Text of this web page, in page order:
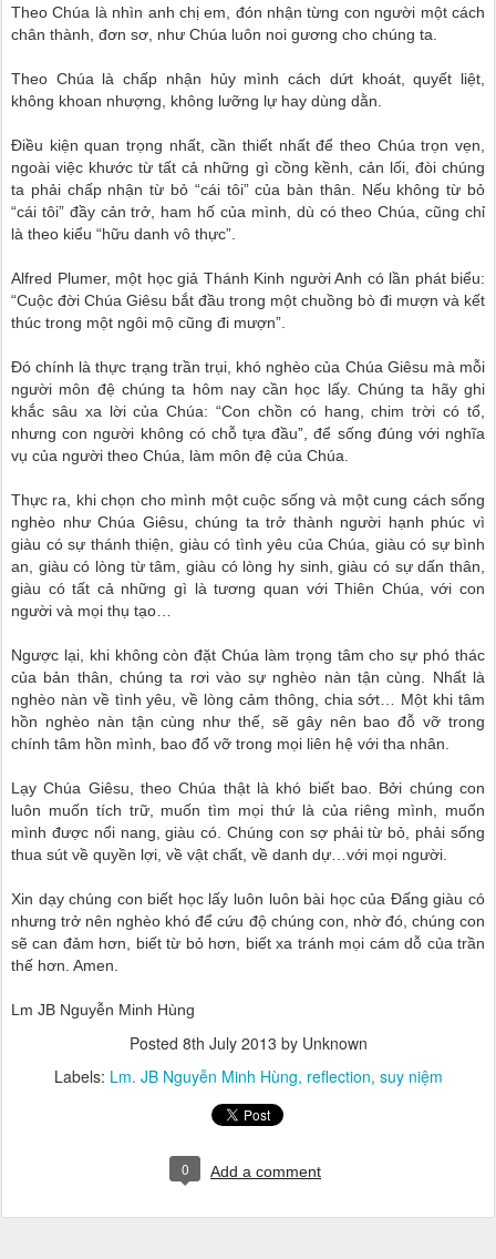
Theo Chúa là nhìn anh chị em, đón nhận từng con người một cách
chân thành, đơn sơ, như Chúa luôn noi gương cho chúng ta.
Theo Chúa là chấp nhận hủy mình cách dứt khoát, quyết liệt,
không khoan nhượng, không lưỡng lự hay dùng dằn.
Điều kiện quan trọng nhất, cần thiết nhất để theo Chúa trọn vẹn,
ngoài việc khước từ tất cả những gì cồng kềnh, cản lối, đòi chúng
ta phải chấp nhận từ bỏ “cái tôi” của bàn thân. Nếu không từ bỏ
“cái tôi” đầy cản trở, ham hố của mình, dù có theo Chúa, cũng chỉ
là theo kiểu “hữu danh vô thực”.
Alfred Plumer, một học giả Thánh Kinh người Anh có lần phát biểu:
“Cuộc đời Chúa Giêsu bắt đầu trong một chuồng bò đi mượn và kết
thúc trong một ngôi mộ cũng đi mượn”.
Đó chính là thực trạng trần trụi, khó nghèo của Chúa Giêsu mà mỗi
người môn đệ chúng ta hôm nay cần học lấy. Chúng ta hãy ghi
khắc sâu xa lời của Chúa: “Con chồn có hang, chim trời có tổ,
nhưng con người không có chỗ tựa đầu”, để sống đúng với nghĩa
vụ của người theo Chúa, làm môn đệ của Chúa.
Thực ra, khi chọn cho mình một cuộc sống và một cung cách sống
nghèo như Chúa Giêsu, chúng ta trở thành người hạnh phúc vì
giàu có sự thánh thiện, giàu có tình yêu của Chúa, giàu có sự bình
an, giàu có lòng từ tâm, giàu có lòng hy sinh, giàu có sự dấn thân,
giàu có tất cả những gì là tương quan với Thiên Chúa, với con
người và mọi thụ tạo…
Ngược lại, khi không còn đặt Chúa làm trọng tâm cho sự phó thác
của bản thân, chúng ta rơi vào sự nghèo nàn tận cùng. Nhất là
nghèo nàn về tình yêu, về lòng cảm thông, chia sớt… Một khi tâm
hồn nghèo nàn tận cùng như thế, sẽ gây nên bao đỗ vỡ trong
chính tâm hồn mình, bao đổ vỡ trong mọi liên hệ với tha nhân.
Lạy Chúa Giêsu, theo Chúa thật là khó biết bao. Bởi chúng con
luôn muốn tích trữ, muốn tìm mọi thứ là của riêng mình, muốn
mình được nổi nang, giàu có. Chúng con sợ phải từ bỏ, phải sống
thua sút về quyền lợi, về vật chất, về danh dự…với mọi người.
Xin dạy chúng con biết học lấy luôn luôn bài học của Đấng giàu có
nhưng trở nên nghèo khó để cứu độ chúng con, nhờ đó, chúng con
sẽ can đảm hơn, biết từ bỏ hơn, biết xa tránh mọi cám dỗ của trần
thế hơn. Amen.
Lm JB Nguyễn Minh Hùng
Posted 8th July 2013 by Unknown
Labels: Lm. JB Nguyễn Minh Hùng reflection suy niệm
0 Add a comment